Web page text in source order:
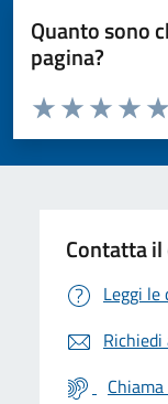
Quanto sono
pagina?
Valuta da 1 a 5 stelle
Valuta 3
Valuta 2
Valuta 1 stelle su
Contatta
Leggi